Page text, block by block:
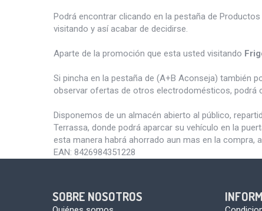
Podrá encontrar clicando en la pestaña de
visitando y así acabar de decidirse.
Aparte de la promoción que esta usted visitando
Si pincha en la pestaña de (A+B Aconseja) también
observar ofertas de otros electrodomésticos, podrá
Disponemos de un almacén abierto al público,
Terrassa, donde podrá aparcar su vehículo en la
esta manera habrá ahorrado aun mas en la compra,
EAN: 8426984351228
SOBRE NOSOTROS